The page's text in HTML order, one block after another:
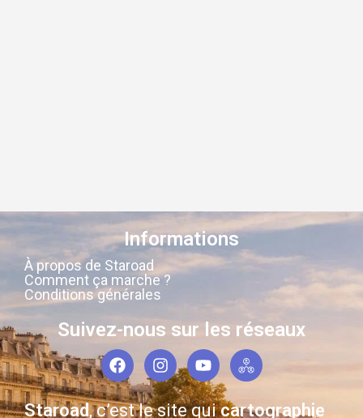
Informations
À propos de Staroad
Comment ça marche ?
Conditions générales
Suivez-nous sur les réseaux
Staroad, c’est le site quicartographie